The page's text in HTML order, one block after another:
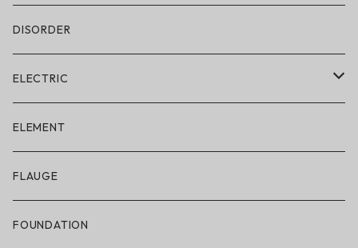
DISORDER
ELECTRIC
ELECTRIC × ON THE ROAM
アパレル
帽子
ELEMENT
FLAUGE
FOUNDATION